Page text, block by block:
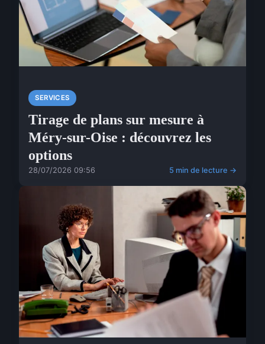
SERVICES
Tirage de plans sur mesure à
Méry-sur-Oise : découvrez les
options
28/07/2026 09:56 5 min de lecture →